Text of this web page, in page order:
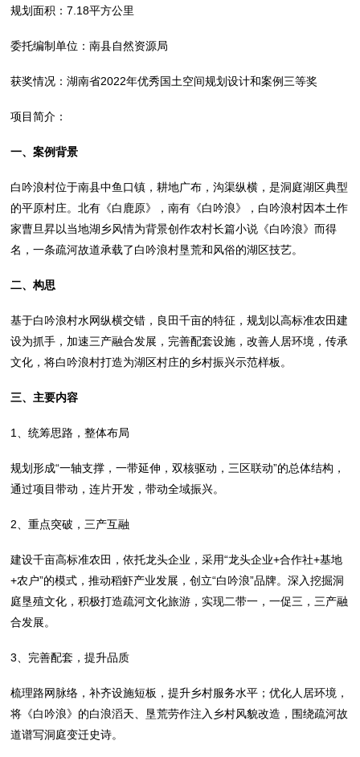
规划面积：7.18平方公里
委托编制单位：南县自然资源局
获奖情况：湖南省2022年优秀国土空间规划设计和案例三等奖
项目简介：
一、案例背景
白吟浪村位于南县中鱼口镇，耕地广布，沟渠纵横，是洞庭湖区典型
的平原村庄。北有《白鹿原》，南有《白吟浪》，白吟浪村因本土作
家曹旦昇以当地湖乡风情为背景创作农村长篇小说《白吟浪》而得
名，一条疏河故道承载了白吟浪村垦荒和风俗的湖区技艺。
二、构思
基于白吟浪村水网纵横交错，良田千亩的特征，规划以高标准农田建
设为抓手，加速三产融合发展，完善配套设施，改善人居环境，传承
文化，将白吟浪村打造为湖区村庄的乡村振兴示范样板。
三、 主要内容
1、统筹思路，整体布局
规划形成“一轴支撑，一带延伸，双核驱动，三区联动”的总体结构，
通过项目带动，连片开发，带动全域振兴。
2、重点突破，三产互融
建设千亩高标准农田，依托龙头企业，采用“龙头企业+合作社+基地
+农户”的模式，推动稻虾产业发展，创立“白吟浪”品牌。深入挖掘洞
庭垦殖文化，积极打造疏河文化旅游，实现二带一，一促三，三产融
合发展。
3、完善配套，提升品质
梳理路网脉络，补齐设施短板，提升乡村服务水平；优化人居环境，
将《白吟浪》的白浪滔天、垦荒劳作注入乡村风貌改造，围绕疏河故
道谱写洞庭变迁史诗。